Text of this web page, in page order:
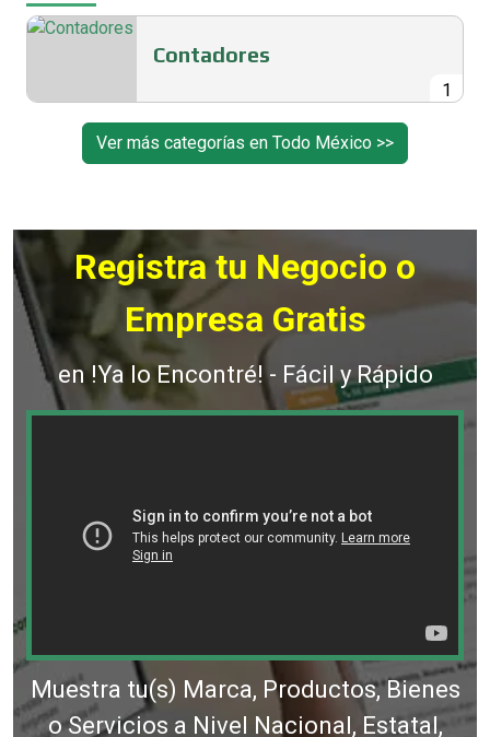
1
Contadores
Ver más categorías en Todo México >>
Registra tu Negocio o
Empresa Gratis
en !Ya lo Encontré! - Fácil y Rápido
Muestra tu(s) Marca, Productos, Bienes
o Servicios a Nivel Nacional, Estatal,